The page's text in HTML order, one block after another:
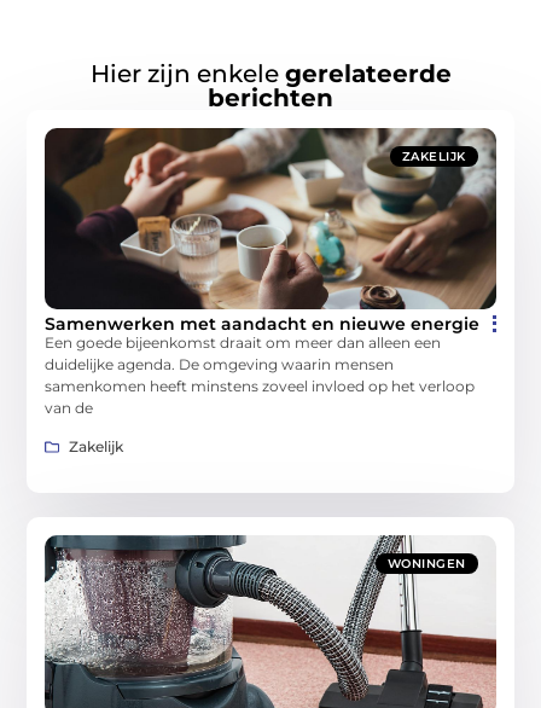
Hier zijn enkele gerelateerde
berichten
ZAKELIJK
Samenwerken met aandacht en nieuwe energie
Een goede bijeenkomst draait om meer dan alleen een
duidelijke agenda. De omgeving waarin mensen
samenkomen heeft minstens zoveel invloed op het verloop
van de
Zakelijk
WONINGEN